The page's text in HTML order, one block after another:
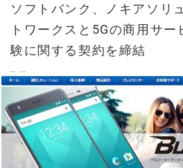
ソフトバンク、ノキアソリ
トワークスと5Gの商用サ
験に関する契約を締結